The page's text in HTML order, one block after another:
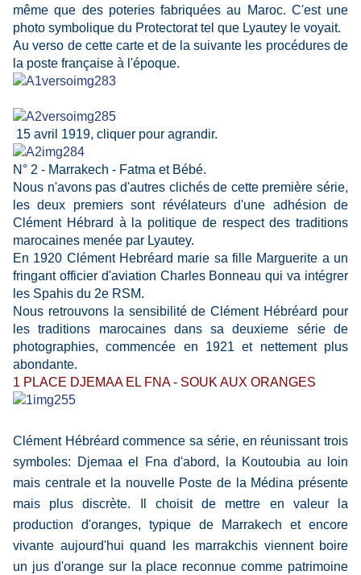
même que des poteries fabriquées au Maroc. C'est une
photo symbolique du Protectorat tel que Lyautey le voyait.
Au verso de cette carte et de la suivante les procédures de
la poste française à l'époque.
15 avril 1919, cliquer pour agrandir.
N° 2 - Marrakech - Fatma et Bébé.
Nous n'avons pas d'autres clichés de cette première série,
les deux premiers sont révélateurs d'une adhésion de
Clément Hébrard à la politique de respect des traditions
marocaines menée par Lyautey.
En 1920 Clément Hebréard marie sa fille Marguerite a un
fringant officier d'aviation Charles Bonneau qui va intégrer
les Spahis du 2e RSM.
Nous retrouvons la sensibilité de Clément Hébréard pour
les traditions marocaines dans sa deuxieme série de
photographies, commencée en 1921 et nettement plus
abondante.
1 PLACE DJEMAA EL FNA - SOUK AUX ORANGES
Clément Hébréard commence sa série, en réunissant trois
symboles: Djemaa el Fna d'abord, la Koutoubia au loin
mais centrale et la nouvelle Poste de la Médina présente
mais plus discrète. Il choisit de mettre en valeur la
production d'oranges, typique de Marrakech et encore
vivante aujourd'hui quand les marrakchis viennent boire
un jus d'orange sur la place reconnue comme patrimoine